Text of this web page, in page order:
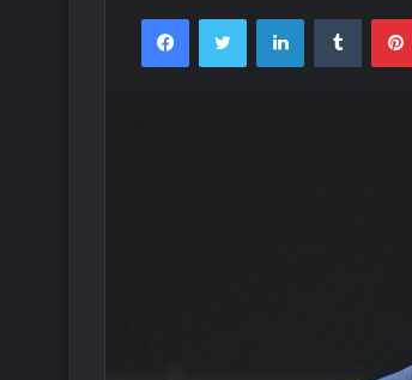
FacebookTwitter LinkedInTumblr